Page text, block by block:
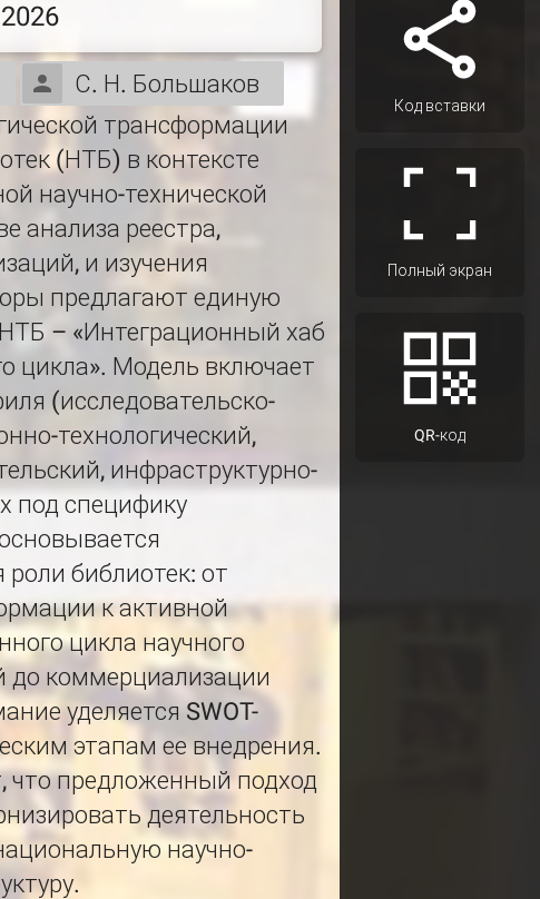
С. Н. Большаков
трансформации
(НТБ) в контексте
научно-технической
анализа реестра,
и изучения
предлагают единую
– «Интеграционный хаб
цикла». Модель включает
(исследовательско-
технологический,
инфраструктурно-
под специфику
библиотек: от
к активной
цикла научного
до коммерциализации
уделяется SWOT-
этапам ее внедрения.
что предложенный подход
деятельность
научно-
Код вставки
Полный экран
QR-код